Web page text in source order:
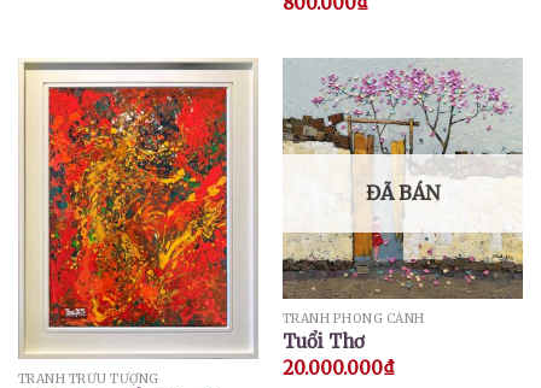
TRANH TRỪU TƯỢNG
ĐÃ BÁN
TRANH PHONG CẢNH
Tuổi Thơ
20.000.000₫